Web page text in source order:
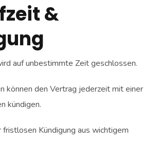
&
auf unbestimmte Zeit geschlossen.
können den Vertrag jederzeit mit einer
kündigen.
fristlosen Kündigung aus wichtigem